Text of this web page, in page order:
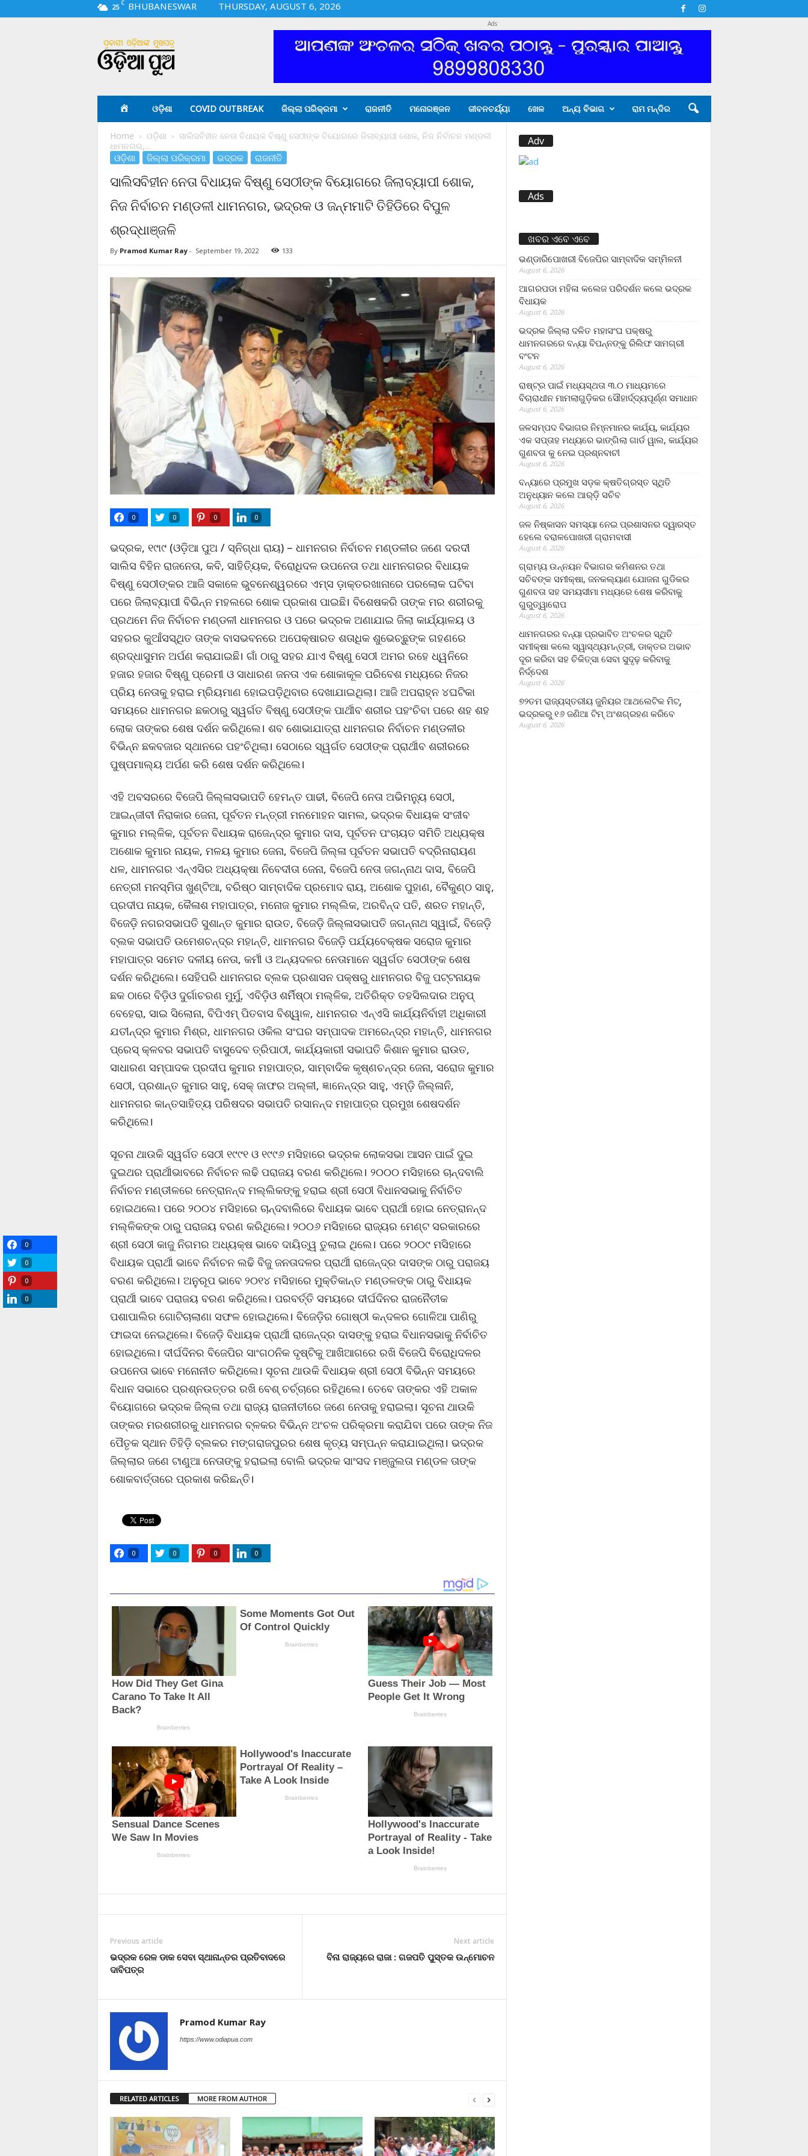
25 C BHUBANESWAR
THURSDAY, AUGUST 6, 2026
i
a
Ads
ଓଡ଼ିଶା COVID OUTBREAK ଜିଲ୍ଲା ପରିକ୍ରମା ରାଜନୀତି ମନୋରଞ୍ଜନ ଜୀବନଚର୍ଯ୍ୟା ଖେଳ ଅନ୍ୟ ବିଭାଗ ରାମ ମନ୍ଦିର
Home ଓଡ଼ିଶା
ସାଲିସବିହୀନ ନେତା ବିଧାୟକ ବିଷ୍ଣୁ ସେଠୀଙ୍କ ବିୟୋଗରେ ଜିଲାବ୍ୟାପୀ ଶୋକ, ନିଜ ନିର୍ବାଚନ ମଣ୍ଡଳୀ
ଧାମନଗର,...
ଓଡ଼ିଶା ଜିଲ୍ଲା ପରିକ୍ରମା ଭଦ୍ରକ ରାଜନୀତି
ସାଲିସବିହୀନ ନେତା ବିଧାୟକ ବିଷ୍ଣୁ ସେଠୀଙ୍କ ବିୟୋଗରେ ଜିଲାବ୍ୟାପୀ ଶୋକ,
ନିଜ ନିର୍ବାଚନ ମଣ୍ଡଳୀ ଧାମନଗର, ଭଦ୍ରକ ଓ ଜନ୍ମମାଟି ତିହିଡିରେ ବିପୁଳ
ଶ୍ରଦ୍ଧାଞ୍ଜଳି
By Pramod Kumar Ray- September 19, 2022 133
0 0 0 0
ଭଦ୍ରକ, ୧୯ା୯ (ଓଡ଼ିଆ ପୁଅ / ସ୍ନିଗ୍ଧା ରାୟ) – ଧାମନଗର ନିର୍ବାଚନ ମଣ୍ଡଳୀର ଜଣେ ଦରଦୀ
ସାଲିସ ବିହିନ ରାଜନେତା, କବି, ସାହିତ୍ୟିକ, ବିରୋଧିଦଳ ଉପନେତା ତଥା ଧାମନଗରର ବିଧାୟକ
ବିଷ୍ଣୁ ସେଠୀଙ୍କର ଆଜି ସକାଳେ ଭୁବନେଶ୍ୱରରେ ଏମ୍ସ ଡ଼ାକ୍ତରଖାନାରେ ପରଲୋକ ଘଟିବା
ପରେ ଜିଲାବ୍ୟାପୀ ବିଭିନ୍ନ ମହଲରେ ଶୋକ ପ୍ରକାଶ ପାଇଛି। ବିଶେଷକରି ତାଙ୍କ ମର ଶରୀରକୁ
ପ୍ରଥମେ ନିଜ ନିର୍ବାଚନ ମଣ୍ଡଳୀ ଧାମନଗର ଓ ପରେ ଭଦ୍ରକ ଅଣାଯାଇ ଜିଲା କାର୍ଯ୍ୟାଳୟ ଓ
ସହରର କୁଆଁସସ୍ଥିତ ତାଙ୍କ ବାସଭବନରେ ଅପେକ୍ଷାରତ ଶତାଧିକ ଶୁଭେଚ୍ଛୁଙ୍କ ଗହଣରେ
ଶ୍ରଦ୍ଧାସୁମନ ଅର୍ପଣ କରାଯାଇଛି। ଗାଁ ଠାରୁ ସହର ଯାଏ ବିଷ୍ଣୁ ସେଠୀ ଅମର ରହେ ଧ୍ୱନିରେ
ହଜାର ହଜାର ବିଷ୍ଣୁ ପ୍ରେମୀ ଓ ସାଧାରଣ ଜନତା ଏକ ଶୋକାକୂଳ ପରିବେଶ ମଧ୍ୟରେ ନିଜର
ପ୍ରିୟ ନେତାକୁ ହରାଇ ମ୍ରିୟମାଣ ହୋଇପଡ଼ିଥିବାର ଦେଖାଯାଇଥିଲା। ଆଜି ଅପରାହ୍ନ ୪ଘଟିକା
ସମୟରେ ଧାମନଗର ଛକଠାରୁ ସ୍ୱର୍ଗତ ବିଷ୍ଣୁ ସେଠୀଙ୍କ ପାର୍ଥୀବ ଶରୀର ପହଂଚିବା ପରେ ଶହ ଶହ
ଲୋକ ତାଙ୍କର ଶେଷ ଦର୍ଶନ କରିଥିଲେ। ଶବ ଶୋଭାଯାତ୍ରା ଧାମନଗର ନିର୍ବାଚନ ମଣ୍ଡଳୀର
ବିଭିନ୍ନ ଛକବଜାର ସ୍ଥାନରେ ପହଂଚିଥିଲା। ସେଠାରେ ସ୍ୱର୍ଗତ ସେଠୀଙ୍କ ପ୍ରାର୍ଥୀବ ଶରୀରରେ
ପୁଷ୍ପମାଲ୍ୟ ଅର୍ପଣ କରି ଶେଷ ଦର୍ଶନ କରିଥିଲେ।
ଏହି ଅବସରରେ ବିଜେପି ଜିଲ୍ଳାସଭାପତି ହେମନ୍ତ ପାଢୀ, ବିଜେପି ନେତା ଅଭିମନ୍ୟୁ ସେଠୀ,
ଆଇନ୍‌ଜୀବୀ ନିରାକାର ଜେନା, ପୂର୍ବତନ ମନ୍ତ୍ରୀ ମନମୋହନ ସାମଲ, ଭଦ୍ରକ ବିଧାୟକ ସଂଜୀବ
କୁମାର ମଲ୍ଳିକ, ପୂର୍ବତନ ବିଧାୟକ ରାଜେନ୍ଦ୍ର କୁମାର ଦାସ, ପୂର୍ବତନ ପଂଚାୟତ ସମିତି ଅଧ୍ୟକ୍ଷ
ଅଶୋକ କୁମାର ନାୟକ, ମଳୟ କୁମାର ଜେନା, ବିଜେପି ଜିଲ୍ଳା ପୂର୍ବତନ ସଭାପତି ବଦ୍ରିନାରାୟଣ
ଧଳ, ଧାମନଗର ଏନ୍‌ଏସିର ଅଧ୍ୟକ୍ଷା ନିବେଦୀତା ଜେନା, ବିଜେପି ନେତା ଜଗନ୍ନାଥ ଦାସ, ବିଜେପି
ନେତ୍ରୀ ମନସ୍ମିତା ଖୁଣ୍ଟିଆ, ବରିଷ୍ଠ ସାମ୍ବାଦିକ ପ୍ରମୋଦ ରାୟ, ଅଶୋକ ପୁହାଣ, ବୈକୁଣ୍ଠ ସାହୁ,
ପ୍ରଦୀପ ନାୟକ, କୈଳାଶ ମହାପାତ୍ର, ମନୋଜ କୁମାର ମଲ୍ଲିକ, ଅରବିନ୍ଦ ପତି, ଶରତ ମହାନ୍ତି,
ବିଜେଡ଼ି ନଗରସଭାପତି ସୁଶାନ୍ତ କୁମାର ରାଉତ, ବିଜେଡ଼ି ଜିଲ୍ଳାସଭାପତି ଜଗନ୍ନାଥ ସ୍ୱାଇଁ, ବିଜେଡ଼ି
ବ୍ଲକ ସଭାପତି ଉମେଶଚନ୍ଦ୍ର ମହାନ୍ତି, ଧାମନଗର ବିଜେଡ଼ି ପର୍ଯ୍ୟବେକ୍ଷକ ସରୋଜ କୁମାର
ମହାପାତ୍ର ସମେତ ଦଳୀୟ ନେତା, କର୍ମୀ ଓ ଅନ୍ୟଦଳର ନେତାମାନେ ସ୍ୱର୍ଗତ ସେଠୀଙ୍କ ଶେଷ
ଦର୍ଶନ କରିଥିଲେ। ସେହିପରି ଧାମନଗର ବ୍ଲକ ପ୍ରଶାସନ ପକ୍ଷରୁ ଧାମନଗର ବିଜୁ ପଟ୍ଟନାୟକ
ଛକ ଠାରେ ବିଡ଼ିଓ ଦୁର୍ଗାଚରଣ ମୁର୍ମୁ, ଏବିଡ଼ିଓ ଶର୍ମିଷ୍ଠା ମଲ୍ଳିକ, ଅତିରିକ୍ତ ତହସିଲଦାର ଅନୁପ୍
ବେହେରା, ସାଇ ସିଲୋନା, ବିପିଏମ୍ ପିତବାସ ବିଶ୍ୱାଳ, ଧାମନଗର ଏନ୍‌ଏସି କାର୍ଯ୍ୟନିର୍ବାହୀ ଅଧିକାରୀ
ଯତୀନ୍ଦ୍ର କୁମାର ମିଶ୍ର, ଧାମନଗର ଓକିଲ ସଂଘର ସମ୍ପାଦକ ଅମରେନ୍ଦ୍ର ମହାନ୍ତି, ଧାମନଗର
ପ୍ରେସ୍ କ୍ଳବର ସଭାପତି ବାସୁଦେବ ତ୍ରିପାଠୀ, କାର୍ଯ୍ୟକାରୀ ସଭାପତି କିଶାନ କୁମାର ରାଉତ,
ସାଧାରଣ ସମ୍ପାଦକ ପ୍ରଦୀପ କୁମାର ମହାପାତ୍ର, ସାମ୍ବାଦିକ କୃଷ୍ଣଚନ୍ଦ୍ର ଜେନା, ସରୋଜ କୁମାର
ସେଠୀ, ପ୍ରଶାନ୍ତ କୁମାର ସାହୁ, ସେକ୍ ଜାଫର ଅଲ୍ଳୀ, ଜ୍ଞାନେନ୍ଦ୍ର ସାହୁ, ଏମ୍‌ଡ଼ି ଜିଲ୍ଳାନି,
ଧାମନଗର କାନ୍ତସାହିତ୍ୟ ପରିଷଦର ସଭାପତି ରସାନନ୍ଦ ମହାପାତ୍ର ପ୍ରମୁଖ ଶେଷଦର୍ଶନ
କରିଥିଲେ।
ସୂଚନା ଥାଉକି ସ୍ୱର୍ଗତ ସେଠୀ ୧୯୯୧ ଓ ୧୯୯୬ ମସିହାରେ ଭଦ୍ରକ ଲୋକସଭା ଆସନ ପାଇଁ ଦୁଇ
ଦୁଇଥର ପ୍ରାର୍ଥୀଭାବରେ ନିର୍ବାଚନ ଲଢି ପରାଜୟ ବରଣ କରିଥିଲେ। ୨୦୦୦ ମସିହାରେ ଚାନ୍ଦବାଲି
ନିର୍ବାଚନ ମଣ୍ଡୀଳରେ ନେତ୍ରାନନ୍ଦ ମଲ୍ଲିକଙ୍କୁ ହରାଇ ଶ୍ରୀ ସେଠୀ ବିଧାନସଭାକୁ ନିର୍ବାଚିତ
ହୋଇଥଲେ। ପରେ ୨୦୦୪ ମସିହାରେ ଚାନ୍ଦବାଲିରେ ବିଧାୟକ ଭାବେ ପ୍ରାର୍ଥୀ ହୋଇ ନେତ୍ରାନନ୍ଦ
ମଲ୍ଳିକଙ୍କ ଠାରୁ ପରାଜୟ ବରଣ କରିଥିଲେ। ୨୦୦୬ ମସିହାରେ ରାଜ୍ୟର ମେଣ୍ଟ ସରକାରରେ
ଶ୍ରୀ ସେଠୀ କାଜୁ ନିଗମର ଅଧ୍ୟକ୍ଷ ଭାବେ ଦାୟିତ୍ୱ ତୁଲାଇ ଥିଲେ। ପରେ ୨୦୦୯ ମସିହାରେ
ବିଧାୟକ ପ୍ରାର୍ଥୀ ଭାବେ ନିର୍ବାଚନ ଲଢି ବିଜୁ ଜନତାଦଳର ପ୍ରାର୍ଥୀ ରାଜେନ୍ଦ୍ର ଦାସଙ୍କ ଠାରୁ ପରାଜୟ
ବରଣ କରିଥିଲେ। ଅନୁରୂପ ଭାବେ ୨୦୧୪ ମସିହାରେ ମୁକ୍ତିକାନ୍ତ ମଣ୍ଡଳଙ୍କ ଠାରୁ ବିଧାୟକ
ପ୍ରାର୍ଥୀ ଭାବେ ପରାଜୟ ବରଣ କରିଥିଲେ। ପରବର୍ତ୍ତି ସମୟରେ ଦୀର୍ଘଦିନର ରାଜନୈତୀକ
ପଶାପାଲିର ଗୋଟିଚାଲାଣା ସଫଳ ହୋଇଥିଲେ। ବିଜେଡ଼ିର ଗୋଷ୍ଠୀ କନ୍ଦଳର ଗୋଳିଆ ପାଣିରୁ
ଫାଇଦା ନେଇଥିଲେ। ବିଜେଡ଼ି ବିଧାୟକ ପ୍ରାର୍ଥୀ ରାଜେନ୍ଦ୍ର ଦାସଙ୍କୁ ହରାଇ ବିଧାନସଭାକୁ ନିର୍ବାଚିତ
ହୋଇଥିଲେ। ଦୀର୍ଘଦିନର ବିଜେପିର ସାଂଗଠନିକ ଦୃଷ୍ଟିକୁ ଆଖିଆଗରେ ରଖି ବିଜେପି ବିରୋଧିଦଳର
ଉପନେତା ଭାବେ ମନୋନୀତ କରିଥିଲେ। ସୂଚନା ଥାଉକି ବିଧାୟକ ଶ୍ରୀ ସେଠୀ ବିଭିନ୍ନ ସମୟରେ
ବିଧାନ ସଭାରେ ପ୍ରଶ୍ନଉତ୍ତର ରଖି ବେଶ୍ ଚର୍ଚ୍ଚାରେ ରହିଥିଲେ। ତେବେ ତାଙ୍କର ଏହି ଅକାଳ
ବିୟୋଗରେ ଭଦ୍ରକ ଜିଲ୍ଳା ତଥା ରାଜ୍ୟ ରାଜନୀତୀରେ ଜଣେ ନେତାକୁ ହରାଇଲା। ସୂଚନା ଥାଉକି
ତାଙ୍କର ମରଶରୀରକୁ ଧାମନଗର ବ୍ଳକର ବିଭିନ୍ନ ଅଂଚଳ ପରିକ୍ରମା କରାଯିବା ପରେ ତାଙ୍କ ନିଜ
ପୈତୃକ ସ୍ଥାନ ତିହିଡ଼ି ବ୍ଲକର ମଙ୍ଗରାଜପୁରର ଶେଷ କୃତ୍ୟ ସମ୍ପନ୍ନ କରାଯାଇଥିଲା। ଭଦ୍ରକ
ଜିଲ୍ଲାର ଜଣେ ଟାଣୁଆ ନେତାଙ୍କୁ ହରାଇଲା ବୋଲି ଭଦ୍ରକ ସାଂସଦ ମଞ୍ଜୁଲତା ମଣ୍ଡଳ ତାଙ୍କ
ଶୋକବାର୍ତ୍ତାରେ ପ୍ରକାଶ କରିଛନ୍ତି।
0 0 0 0
Previous article
ଭଦ୍ରକ ରେଳ ଡାକ ସେବା ସ୍ଥାନାନ୍ତର ପ୍ରତିବାଦରେ
ଦାବିପତ୍ର
Next article
ବିନା ରାଜ୍ୟରେ ରାଜା : ଗଜପତି ପୁସ୍ତକ ଉନ୍ମ‌ୋଚନ
Pramod Kumar Ray
https://www.odiapua.com
RELATED ARTICLES MORE FROM AUTHOR
Adv
Ads
ଖବର ଏବେ ଏବେ
ଭଣ୍ଡାରିପୋଖରୀ ବିଜେପିର ସାମ୍ବାଦିକ ସମ୍ମିଳନୀ
August 6, 2026
ଆଗରପଡା ମହିଳା କଲେଜ ପରିଦର୍ଶନ କଲେ ଭଦ୍ରକ
ବିଧାୟକ
August 6, 2026
ଭଦ୍ରକ ଜିଲ୍ଲା ଦଳିତ ମହାସଂଘ ପକ୍ଷରୁ
ଧାମନଗରରେ ବନ୍ୟା ବିପନ୍ନଙ୍କୁ ରିଲିଫ ସାମଗ୍ରୀ
ବଂଟନ
August 6, 2026
ରାଷ୍ଟ୍ର ପାଇଁ ମଧ୍ୟସ୍ଥତା ୩.୦ ମାଧ୍ୟମରେ
ବିଚାରାଧୀନ ମାମଲାଗୁଡ଼ିକର ସୌହାର୍ଦ୍ଦ୍ୟପୂର୍ଣ୍ଣ ସମାଧାନ
August 6, 2026
ଜଳସମ୍ପଦ ବିଭାଗର ନିମ୍ନମାନର କାର୍ଯ୍ୟ, କାର୍ଯ୍ୟର
ଏକ ସପ୍ତାହ ମଧ୍ୟରେ ଭାଙ୍ଗିଲା ଗାର୍ଡ ୱାଲ, କାର୍ଯ୍ୟର
ଗୁଣବତା କୁ ନେଇ ପ୍ରଶ୍ନବାଚୀ
August 6, 2026
ବନ୍ୟାରେ ପ୍ରମୁଖ ସଡ଼କ କ୍ଷତିଗ୍ରସ୍ତ ସ୍ଥିତି
ଅନୁଧ୍ୟାନ କଲେ ଆର୍‌ଡ଼ି ସଚିବ
August 6, 2026
ଜଳ ନିଷ୍କାସନ ସମସ୍ୟା ନେଇ ପ୍ରଶାସନର ଦ୍ୱାରସ୍ତ
ହେଲେ ବରାଳପୋଖରୀ ଗ୍ରାମବାସୀ
August 6, 2026
ଗ୍ରାମ୍ୟ ଉନ୍ନୟନ ବିଭାଗର କମିଶନର ତଥା
ସଚିବଙ୍କ ସମୀକ୍ଷା, ଜନକଲ୍ୟାଣ ଯୋଜନା ଗୁଡିକର
ଗୁଣବତା ସହ ସମୟସୀମା ମଧ୍ୟରେ ଶେଷ କରିବାକୁ
ଗୁରୁତ୍ୱାରୋପ
August 6, 2026
ଧାମନଗରର ବନ୍ୟା ପ୍ରଭାବିତ ଅଂଚଳର ସ୍ଥିତି
ସମୀକ୍ଷା କଲେ ସ୍ୱାସ୍ଥ୍ୟମନ୍ତ୍ରୀ, ଡାକ୍ତର ଅଭାବ
ଦୂର କରିବା ସହ ଚିକିତ୍ସା ସେବା ସୁଦୃଢ଼ କରିବାକୁ
ନିର୍ଦ୍ଦେଶ
August 6, 2026
୭୨ତମ ରାଜ୍ୟସ୍ତରୀୟ ଜୁନିୟର ଆଥଲେଟିକ ମିଟ୍‌,
ଭଦ୍ରକରୁ ୧୬ ଜଣିଆ ଟିମ୍ ଅଂଶଗ୍ରହଣ କରିବେ
August 6, 2026
0
0
0
0